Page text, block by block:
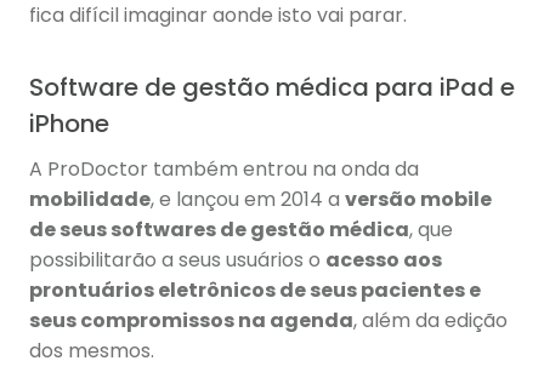
fica difícil imaginar aonde isto vai parar.
Software de gestão médica para iPad e
iPhone
A ProDoctor também entrou na onda da
mobilidade, e lançou em 2014 a versão mobile
de seus softwares de gestão médica, que
possibilitarão a seus usuários o acesso aos
prontuários eletrônicos de seus pacientes e
seus compromissos na agenda, além da edição
dos mesmos.